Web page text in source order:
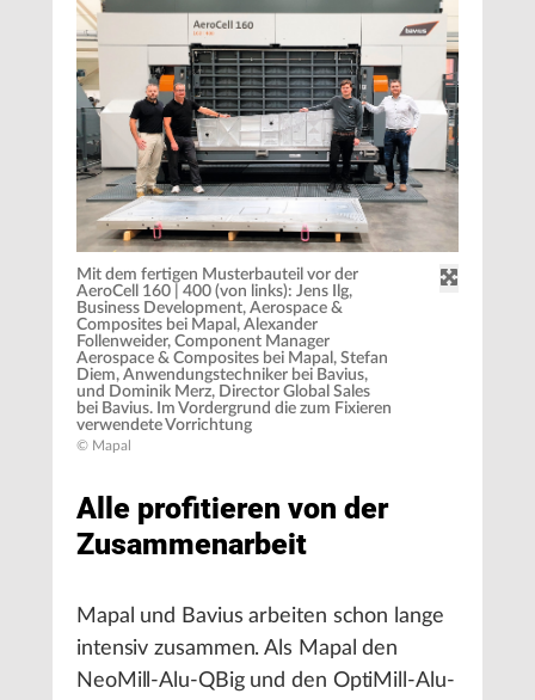
Mit dem fertigen Musterbauteil vor der
AeroCell 160 | 400 (von links): Jens Ilg,
Business Development, Aerospace &
Composites bei Mapal, Alexander
Follenweider, Component Manager
Aerospace & Composites bei Mapal, Stefan
Diem, Anwendungstechniker bei Bavius,
und Dominik Merz, Director Global Sales
bei Bavius. Im Vordergrund die zum Fixieren
verwendete Vorrichtung
© Mapal
Alle profitieren von der
Zusammenarbeit
Mapal und Bavius arbeiten schon lange
intensiv zusammen. Als Mapal den
NeoMill-Alu-QBig und den OptiMill-Alu-